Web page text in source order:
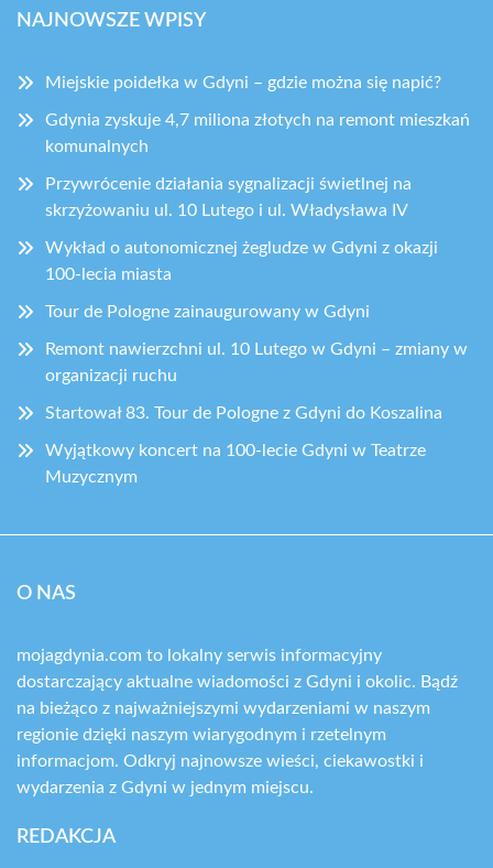
NAJNOWSZE WPISY
Miejskie poidełka w Gdyni – gdzie można się napić?
Gdynia zyskuje 4,7 miliona złotych na remont mieszkań
komunalnych
Przywrócenie działania sygnalizacji świetlnej na
skrzyżowaniu ul. 10 Lutego i ul. Władysława IV
Wykład o autonomicznej żegludze w Gdyni z okazji
100-lecia miasta
Tour de Pologne zainaugurowany w Gdyni
Remont nawierzchni ul. 10 Lutego w Gdyni – zmiany w
organizacji ruchu
Startował 83. Tour de Pologne z Gdyni do Koszalina
Wyjątkowy koncert na 100-lecie Gdyni w Teatrze
Muzycznym
O NAS
mojagdynia.com to lokalny serwis informacyjny
dostarczający aktualne wiadomości z Gdyni i okolic. Bądź
na bieżąco z najważniejszymi wydarzeniami w naszym
regionie dzięki naszym wiarygodnym i rzetelnym
informacjom. Odkryj najnowsze wieści, ciekawostki i
wydarzenia z Gdyni w jednym miejscu.
REDAKCJA